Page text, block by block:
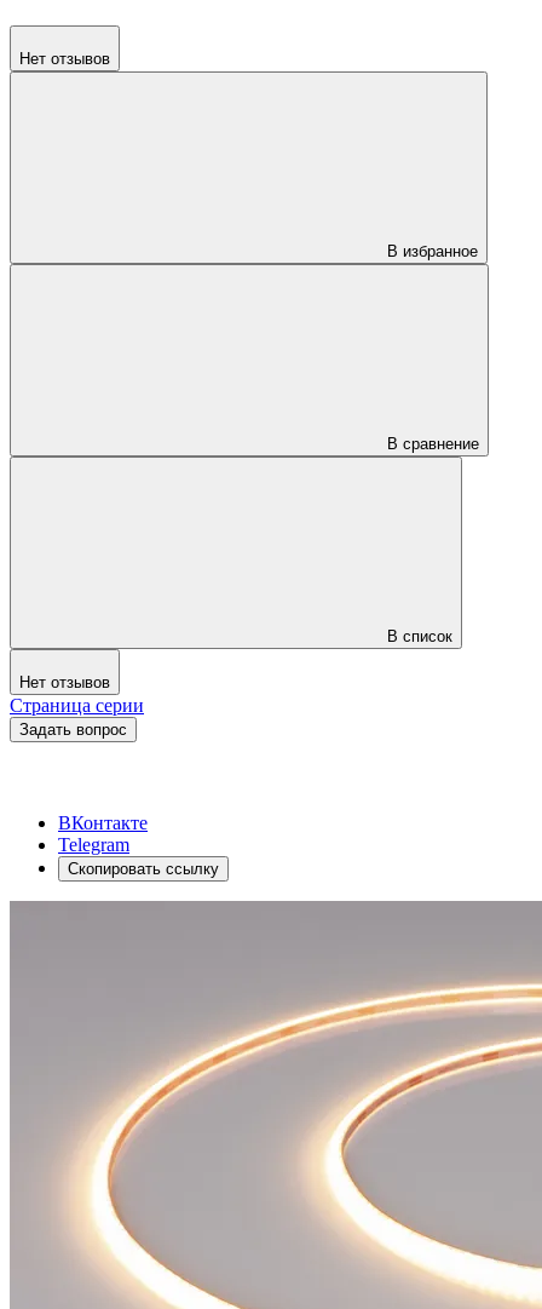
Нет отзывов
В избранное
В сравнение
В список
Нет отзывов
Страница серии
Задать вопрос
ВКонтакте
Telegram
Скопировать ссылку